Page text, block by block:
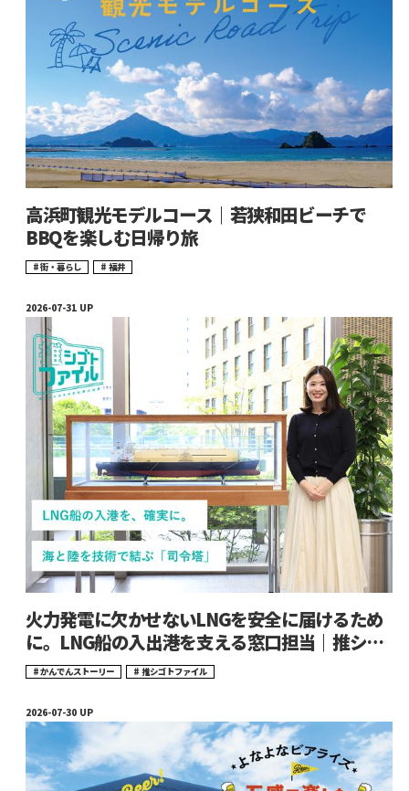
高浜町観光モデルコース｜若狭和田ビーチで
BBQを楽しむ日帰り旅
街・暮らし 福井
火力発電に欠かせないLNGを安全に届けるため
に。LNG船の入出港を支える窓口担当｜推シゴ
トファイル#22
かんでんストーリー 推シゴトファイル